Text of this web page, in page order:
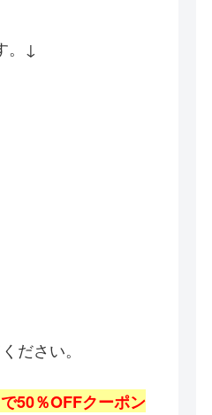
。↓
ださい。
50％OFFクーポン